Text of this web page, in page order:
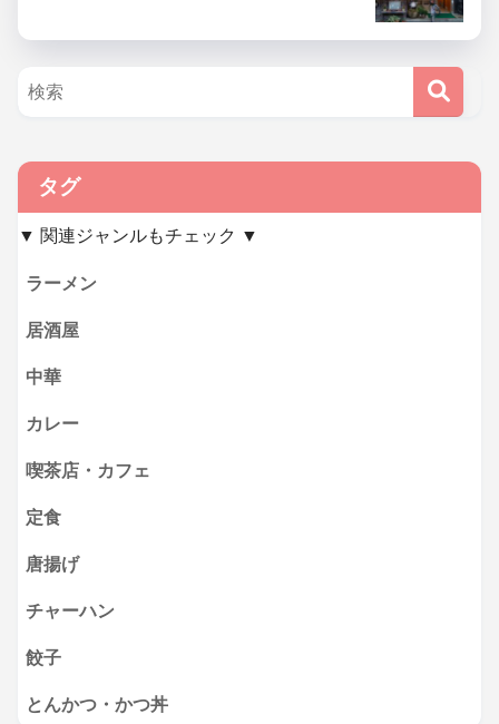
タグ
▼ 関連ジャンルもチェック ▼
ラーメン
居酒屋
中華
カレー
喫茶店・カフェ
定食
唐揚げ
チャーハン
餃子
とんかつ・かつ丼